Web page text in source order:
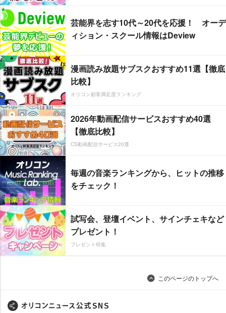
芸能界を志す10代～20代を応援！ オーデ
ィション・スクール情報はDeview
漫画読み放題サブスクおすすめ11選【徹底
比較】
オリコン顧客満足度ランキング
2026年動画配信サービスおすすめ40選
【徹底比較】
CS動画配信サービス20選
毎週の音楽ランキングから、ヒットの推移
をチェック！
試写会、登壇イベント、サインチェキなど
プレゼント！
プレゼント特集
このページのトップへ